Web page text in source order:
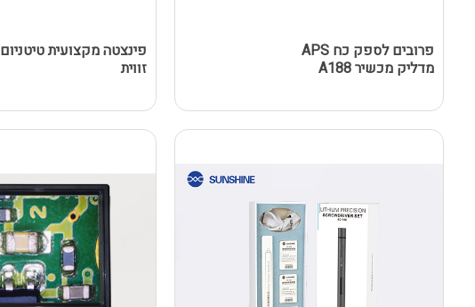
פרובים לספק כח APS
מדליק מכשיר A188
פינצטה מקצועית טיטניום
זווית